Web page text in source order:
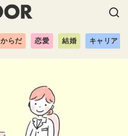
からだ 恋愛 結婚 キャリア